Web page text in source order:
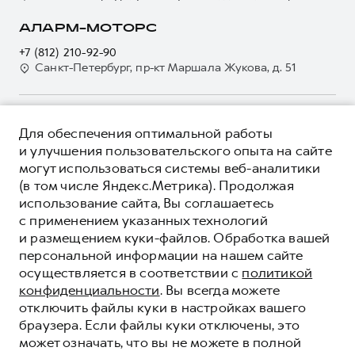
Система управления автопарком
Автомобильные аксессуары
Коллекция CITY
Коллекция Базовая
Коллекция Детская
Мобильное приложение GWM
Программа «HAVAL Защита+»
Подписки
Автомобильные аксессуары
Коллекция CITY
Коллекция Базовая
Коллекция Детская
АЛАРМ-МОТОРС
+7 (812) 210-92-90
Санкт-Петербург, пр-кт Маршала Жукова, д. 51
ЦЕНЫ И ВЫГОДЫ
ЮРИДИЧЕСКАЯ ИНФОРМАЦИЯ
Вся представленная на сайте информация, касающаяся
автомобилей и сервисного обслуживания, носит
информационный характер и не является публичной офертой.
Все цены, указанные на данном сайте, носят информационный
характер и являются максимально рекомендуемыми
розничными ценами по расчетам дистрибьютора (ООО «Грейт
Волл Мотор Рус»). Для получения подробной информации
просьба обращаться к ближайшему официальному дилеру ООО
«Грейт Волл Мотор Рус» либо по телефону Горячей линии 8 (800)
511-59-86, либо на сайте. Опубликованная на данном сайте
****На некоторых автомобилях HAVAL может отсутствовать
система / устройство вызова экстренных оперативных служб
(блок ЭРА-ГЛОНАСС).
*5 лет поддержки включают 3 года гарантии и 2 года
дополнительной сервисной поддержки. Информация в данном
разделе носит ознакомительный характер. При наличии
расхождений в условиях, описанных в сервисной книжке
владельца автомобиля и на данной странице, приоритет
Показать все
© 2026 ООО «Грейт Волл Мотор Рус»
© 2026 ООО «Аларм-Моторс Юго-Запад»
Политика конфиденциальности
Для обеспечения оптимальной работы
и улучшения пользовательского опыта на сайте
могут использоваться системы веб-аналитики
(в том числе Яндекс.Метрика). Продолжая
использование сайта, Вы соглашаетесь
с применением указанных технологий
и размещением куки-файлов. Обработка вашей
персональной информации на нашем сайте
осуществляется в соответствии с политикой
конфиденциальности. Вы всегда можете
отключить файлы куки в настройках вашего
браузера. Если файлы куки отключены, это
может означать, что вы не можете в полной